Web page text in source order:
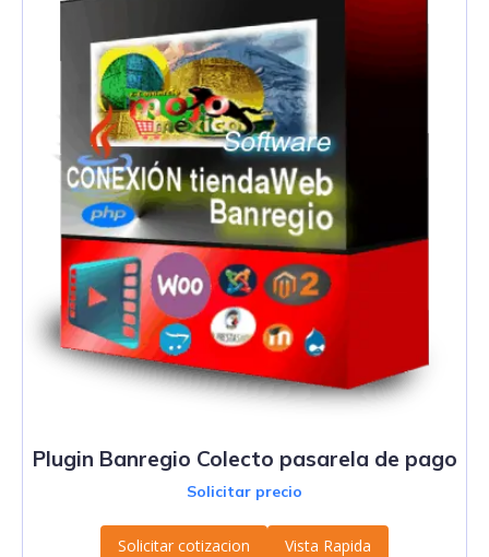
Plugin Banregio Colecto pasarela de pago
Solicitar precio
Solicitar cotizacion Vista Rapida